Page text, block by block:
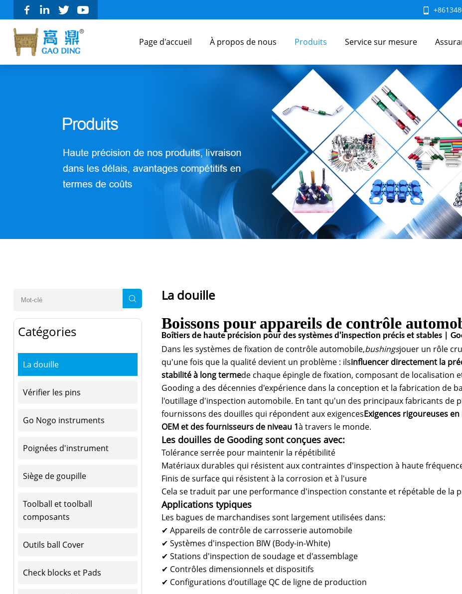
Page d'accueil À propos de nous Produits Service sur mesure
Catégories
La douille
Vérifier les pins
Go Nogo instruments
Poignées d'instrument
Siège de goupille
Toolball et toolball
composants
Outils ball Cover
Check blocks et Pads
La douille
Boissons pour appareils de contrôle
Boîtiers de haute précision pour des systèmes d'inspection précis et stables |
Dans les systèmes de fixation de contrôle automobile,bushingsjouer un rôle
qu'une fois que la qualité devient un problème : ilsinfluencer directement la
stabilité à long termede chaque épingle de fixation, composant de localisation
Gooding a des décennies d'expérience dans la conception et la fabrication de
l'outillage d'inspection automobile. En tant qu'un des principaux fabricants de
fournissons des douilles qui répondent aux exigencesExigences rigoureuses
OEM et des fournisseurs de niveau 1à travers le monde.
Les douilles de Gooding sont conçues avec:
Tolérance serrée pour maintenir la répétibilité
Matériaux durables qui résistent aux contraintes d'inspection à haute
Finis de surface qui résistent à la corrosion et à l'usure
Cela se traduit par une performance d'inspection constante et répétable de la
Applications typiques
Les bagues de marchandises sont largement utilisées dans:
✔ Appareils de contrôle de carrosserie automobile
✔ Systèmes d'inspection BIW (Body-in-White)
✔ Stations d'inspection de soudage et d'assemblage
✔ Contrôles dimensionnels et dispositifs
✔ Configurations d'outillage QC de ligne de production